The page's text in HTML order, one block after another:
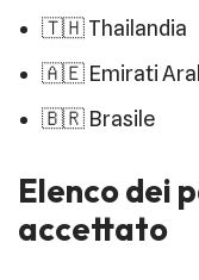
🇹🇭 Thailandia
🇦🇪 Emirati
🇧🇷 Brasile
Elenco dei
accettato